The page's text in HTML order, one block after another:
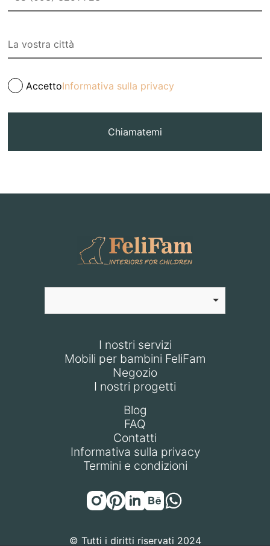
AccettoInformativa sulla privacy
Chiamatemi
I nostri servizi
Mobili per bambini FeliFam
Negozio
I nostri progetti
Blog
FAQ
Contatti
Informativa sulla privacy
Termini e condizioni
© Tutti i diritti riservati 2024